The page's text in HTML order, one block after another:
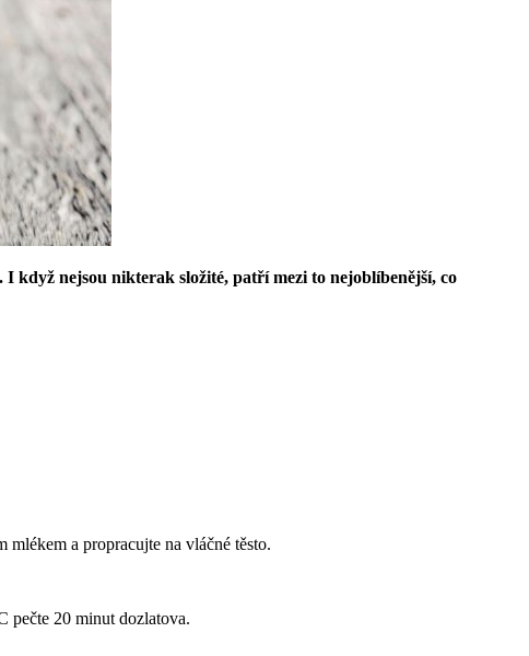
když nejsou nikterak složité, patří mezi to nejoblíbenější, co
a propracujte na vláčné těsto.
pečte 20 minut dozlatova.